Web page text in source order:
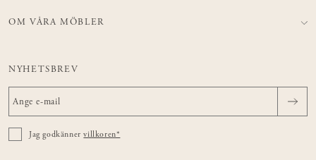
OM VÅRA MÖBLER
NYHETSBREV
Jag godkännervillkoren*